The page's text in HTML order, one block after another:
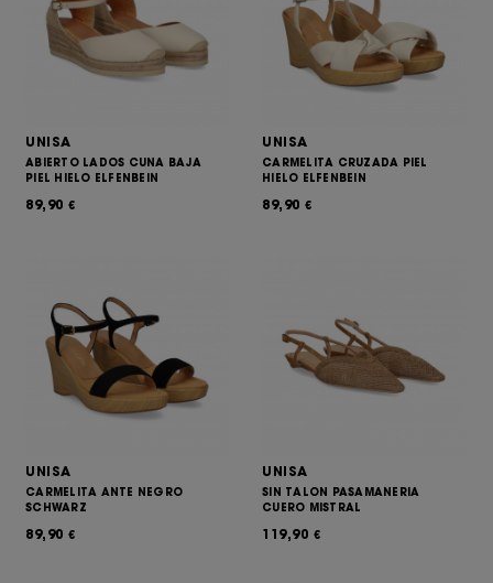
UNISA
ABIERTO LADOS CUNA BAJA
PIEL HIELO ELFENBEIN
89,90 €
UNISA
CARMELITA CRUZADA PIEL
HIELO ELFENBEIN
89,90 €
UNISA
CARMELITA ANTE NEGRO
SCHWARZ
89,90 €
UNISA
SIN TALON PASAMANERIA
CUERO MISTRAL
119,90 €